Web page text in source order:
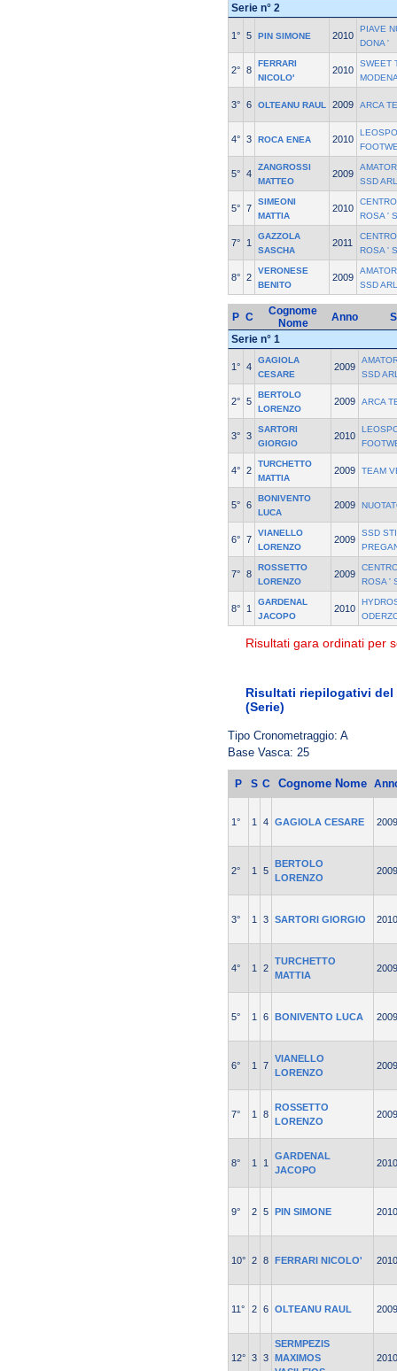
Serie n° 2
1° 5 PIN SIMONE 2010
PIAVE
DONA '
2° 8
FERRARI
NICOLO'
2010
SWEET
3° 6 OLTEANU RAUL 2009 ARCA
4° 3 ROCA ENEA 2010
5° 4
ZANGROSSI
MATTEO
2009
SSD ARL
5° 7
SIMEONI
MATTIA
2010
ROSA '
7° 1
GAZZOLA
SASCHA
2011
ROSA '
8° 2
VERONESE
BENITO
2009
SSD ARL
P C
Cognome
Nome
Anno
Serie n° 1
1° 4
GAGIOLA
CESARE
2009
SSD
2° 5
BERTOLO
LORENZO
2009 ARCA
3° 3
SARTORI
GIORGIO
2010
4° 2
TURCHETTO
MATTIA
2009 TEAM
5° 6
BONIVENTO
LUCA
2009
6° 7
VIANELLO
LORENZO
2009
SSD
7° 8
ROSSETTO
LORENZO
2009
ROSA '
8° 1
GARDENAL
JACOPO
2010
Risultati gara ordinati per
Risultati riepilogativi del
(Serie)
Tipo Cronometraggio: A
Base Vasca: 25
P S C Cognome Nome
1° 1 4 GAGIOLA CESARE 2009
2° 1 5
BERTOLO
LORENZO
2009
3° 1 3 SARTORI GIORGIO 2010
4° 1 2
TURCHETTO
MATTIA
2009
5° 1 6 BONIVENTO LUCA 2009
6° 1 7
VIANELLO
LORENZO
2009
7° 1 8
ROSSETTO
LORENZO
2009
8° 1 1
GARDENAL
JACOPO
2010
9° 2 5 PIN SIMONE 2010
10° 2 8 FERRARI NICOLO' 2010
11° 2 6 OLTEANU RAUL 2009
12° 3 3
SERMPEZIS
MAXIMOS
2010